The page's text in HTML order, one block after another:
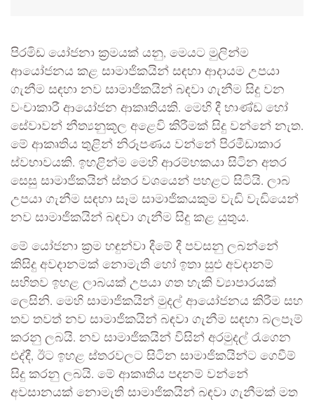
පිරමිඩ යෝජනා ක්‍රමයක් යනු, මෙයට මුලින්ම
ආයෝජනය කළ සාමාජිකයින් සඳහා ආදායම උපයා
ගැනීම සඳහා නව සාමාජිකයින් බඳවා ගැනීම සිදු වන
වංචාකාරී ආයෝජන ආකෘතියකි. මෙහි දී භාණ්ඩ හෝ
සේවාවන් නීත්‍යනුකූල අළෙවි කිරීමක් සිදු වන්නේ නැත.
මේ ආකෘතිය තුළින් නිරූපණය වන්නේ පිරමීඩාකාර
ස්වභාවයකි. ඉහළින්ම මෙහි ආරම්භකයා සිටින අතර
සෙසු සාමාජිකයින් ස්තර වශයෙන් පහළට සිටියි. ලාබ
උපයා ගැනීම සඳහා සෑම සාමාජිකයකුම වැඩි වැඩියෙන්
නව සාමාජිකයින් බඳවා ගැනීම සිදු කළ යුතුය.
මේ යෝජනා ක්‍රම හඳුන්වා දීමේ දී පවසනු ලබන්නේ
කිසිදු අවදානමක් නොමැති හෝ ඉතා සුළු අවදානම්
සහිතව ඉහළ ලාබයක් උපයා ගත හැකි ව්‍යාපාරයක්
ලෙසිනි. මෙහි සාමාජිකයින් මුදල් ආයෝජනය කිරීම සහ
තව තවත් නව සාමාජිකයින් බඳවා ගැනීම සඳහා බලපෑම්
කරනු ලබයි. නව සාමාජිකයින් විසින් අරමුදල් රැගෙන
එද්දී, ඊට ඉහළ ස්තරවලට සිටින සාමාජිකයින්ට ගෙවීම්
සිදු කරනු ලබයි. මේ ආකෘතිය පදනම් වන්නේ
අවසානයක් නොමැති සාමාජිකයින් බඳවා ගැනීමක් මත